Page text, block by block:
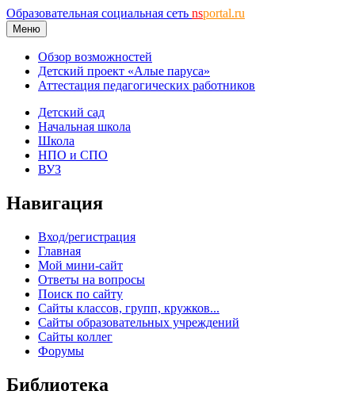
Образовательная социальная сеть nsportal.ru
Меню
Обзор возможностей
Детский проект «Алые паруса»
Аттестация педагогических работников
Детский сад
Начальная школа
Школа
НПО и СПО
ВУЗ
Навигация
Вход/регистрация
Главная
Мой мини-сайт
Ответы на вопросы
Поиск по сайту
Сайты классов, групп, кружков...
Сайты образовательных учреждений
Сайты коллег
Форумы
Библиотека